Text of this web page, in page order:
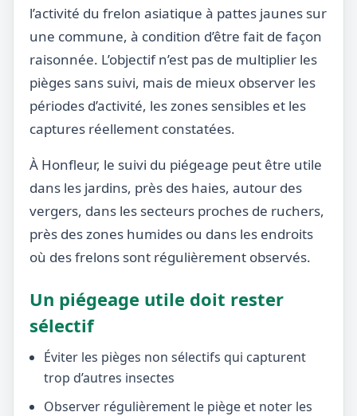
l’activité du frelon asiatique à pattes jaunes sur
une commune, à condition d’être fait de façon
raisonnée. L’objectif n’est pas de multiplier les
pièges sans suivi, mais de mieux observer les
périodes d’activité, les zones sensibles et les
captures réellement constatées.
À Honfleur, le suivi du piégeage peut être utile
dans les jardins, près des haies, autour des
vergers, dans les secteurs proches de ruchers,
près des zones humides ou dans les endroits
où des frelons sont régulièrement observés.
Un piégeage utile doit rester
sélectif
Éviter les pièges non sélectifs qui capturent
trop d’autres insectes
Observer régulièrement le piège et noter les